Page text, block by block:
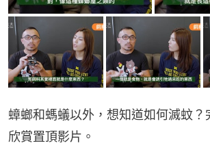
蟑螂和螞蟻以外，想知道如何滅蚊？
欣賞置頂影片。